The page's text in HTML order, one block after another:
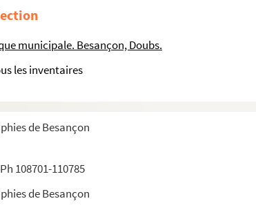
municipale. Besançon, Doubs.
les inventaires
de Besançon
108701-110785
de Besançon
RA Besançon (avec gants et épée)
RI Besançon
avec gants
RI Besançon
avec moustache (en buste)
RA Besançon, surmonté d'un phylactère ; rehaussé de rouge